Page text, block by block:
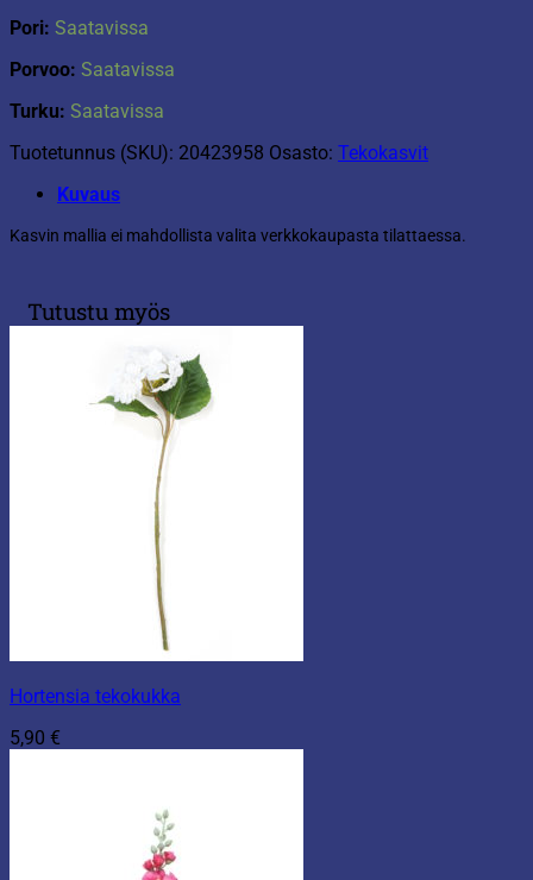
Pori: Saatavissa
Porvoo: Saatavissa
Turku: Saatavissa
Tuotetunnus (SKU): 20423958 Osasto: Tekokasvit
Kuvaus
Kasvin mallia ei mahdollista valita verkkokaupasta tilattaessa.
Tutustu myös
Hortensia tekokukka
5,90 €